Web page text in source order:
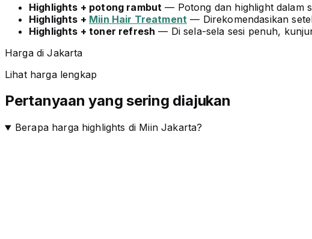
Highlights + potong rambut — Potong dan highlight dalam
Highlights + Miin Hair Treatment — Direkomendasikan
Highlights + toner refresh — Di sela-sela sesi penuh,
Harga di Jakarta
Lihat harga lengkap
Pertanyaan yang sering diajukan
Berapa harga highlights di Miin Jakarta?